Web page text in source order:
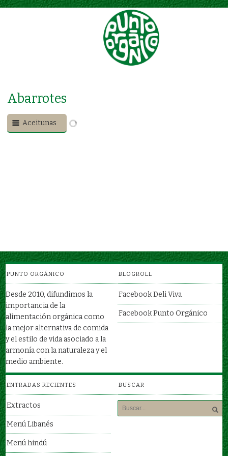
Abarrotes
Aceitunas
PUNTO ORGÁNICO
Desde 2010, difundimos la
importancia de la
alimentación orgánica como
la mejor alternativa de comida
y el estilo de vida asociado a la
armonía con la naturaleza y el
medio ambiente.
BLOGROLL
Facebook Deli Viva
Facebook Punto Orgánico
ENTRADAS RECIENTES
Extractos
Menú Libanés
Menú hindú
BUSCAR